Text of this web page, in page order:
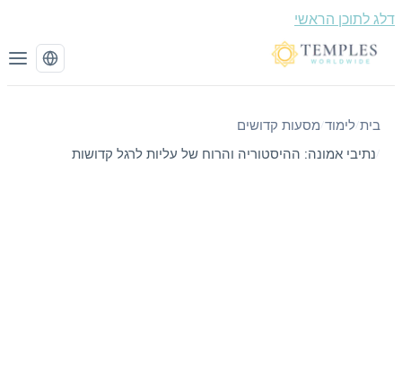
הראשי
לימוד/מסעות קדושים
אמונה: ההיסטוריה והרוח של עליות לרגל קדושות